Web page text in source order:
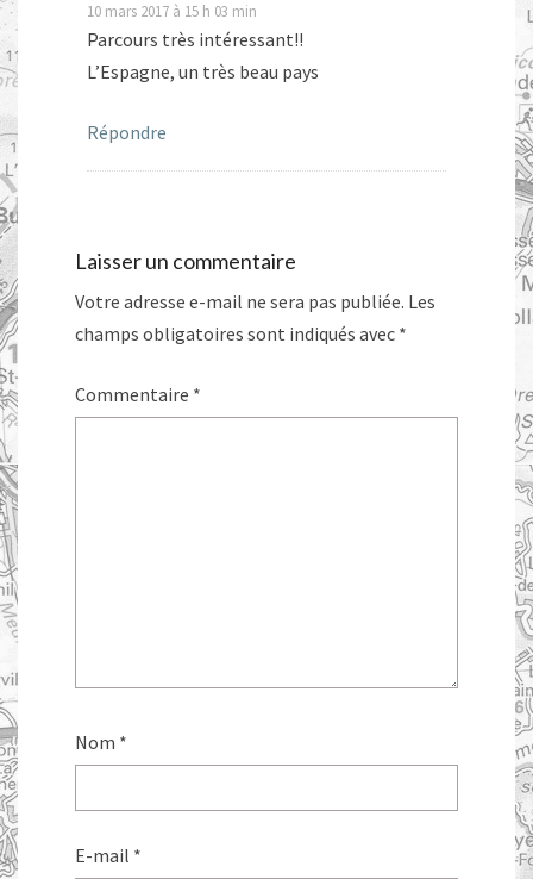
10 mars 2017 à 15 h 03 min
Parcours très intéressant!!
L’Espagne, un très beau pays
Répondre
Laisser un commentaire
Votre adresse e-mail ne sera pas publiée. Les
champs obligatoires sont indiqués avec *
Commentaire *
Nom *
E-mail *